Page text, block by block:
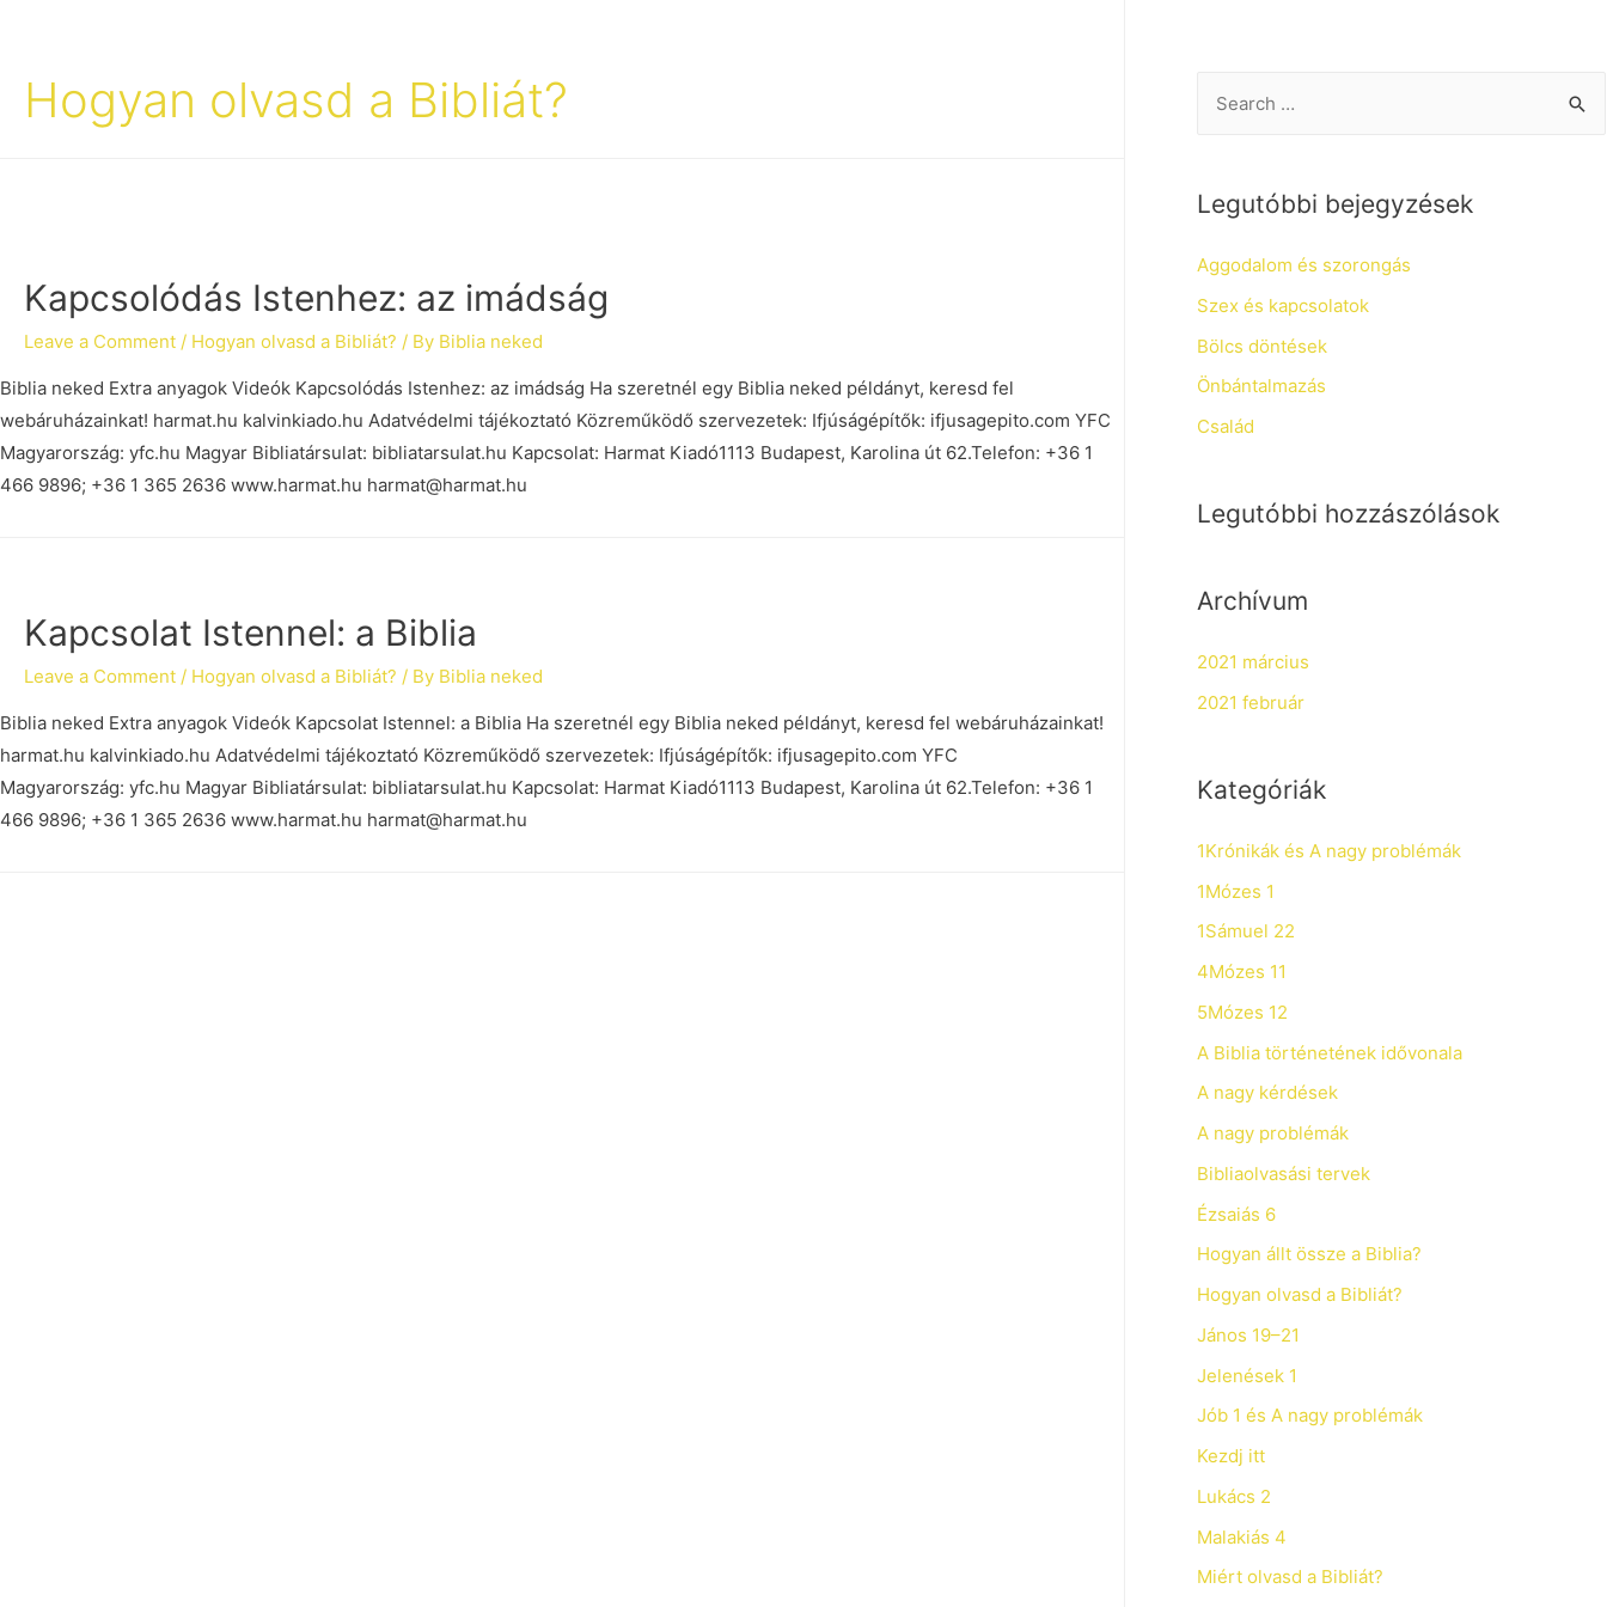
Hogyan olvasd a Bibliát?
Kapcsolódás Istenhez: az imádság
Leave a Comment / Hogyan olvasd a Bibliát? / By Biblia neked
Biblia neked Extra anyagok Videók Kapcsolódás Istenhez: az imádság Ha szeretnél egy Biblia neked példányt, keresd fel
webáruházainkat! harmat.hu kalvinkiado.hu Adatvédelmi tájékoztató Közreműködő szervezetek: Ifjúságépítők: ifjusagepito.com YFC
Magyarország: yfc.hu Magyar Bibliatársulat: bibliatarsulat.hu Kapcsolat: Harmat Kiadó1113 Budapest, Karolina út 62.Telefon: +36 1
466 9896; +36 1 365 2636 www.harmat.hu harmat@harmat.hu
Kapcsolat Istennel: a Biblia
Leave a Comment / Hogyan olvasd a Bibliát? / By Biblia neked
Biblia neked Extra anyagok Videók Kapcsolat Istennel: a Biblia Ha szeretnél egy Biblia neked példányt, keresd fel webáruházainkat!
harmat.hu kalvinkiado.hu Adatvédelmi tájékoztató Közreműködő szervezetek: Ifjúságépítők: ifjusagepito.com YFC
Magyarország: yfc.hu Magyar Bibliatársulat: bibliatarsulat.hu Kapcsolat: Harmat Kiadó1113 Budapest, Karolina út 62.Telefon: +36 1
466 9896; +36 1 365 2636 www.harmat.hu harmat@harmat.hu
r
h
f
o
r
Legutóbbi bejegyzések
Aggodalom és szorongás
Szex és kapcsolatok
Bölcs döntések
Önbántalmazás
Család
Legutóbbi hozzászólások
Archívum
2021 március
2021 február
Kategóriák
1Krónikák és A nagy problémák
1Mózes 1
1Sámuel 22
4Mózes 11
5Mózes 12
A Biblia történetének idővonala
A nagy kérdések
A nagy problémák
Bibliaolvasási tervek
Ézsaiás 6
Hogyan állt össze a Biblia?
Hogyan olvasd a Bibliát?
János 19–21
Jelenések 1
Jób 1 és A nagy problémák
Kezdj itt
Lukács 2
Malakiás 4
Miért olvasd a Bibliát?